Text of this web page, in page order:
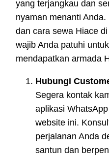
yang terjangkau dan
nyaman menanti
dan cara sewa Hiace
wajib Anda patuhi
mendapatkan armada
Hubungi
Segera kontak
aplikasi
website ini.
perjalanan Anda
santun dan